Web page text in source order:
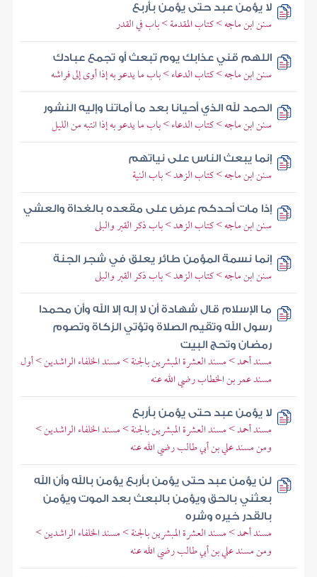
لا يؤمن عبد حتى يؤمن بأربع
سنن ابن ماجه > كتاب المقدمة > باب في القدر
اللهم قني عذابك يوم تبعث أو تجمع عبادك
سنن ابن ماجه > كتاب الدعاء > باب ما يدعو به إذا أوى إلى فراشه
الحمد لله الذي أحيانا بعد ما أماتنا وإليه النشور
سنن ابن ماجه > كتاب الدعاء > باب ما يدعو به إذا انتبه من الليل
إنما يبعث الناس على نياتهم
سنن ابن ماجه > كتاب الزهد > باب النية
إذا مات أحدكم عرض على مقعده بالغداة والعشي
سنن ابن ماجه > كتاب الزهد > باب ذكر القبر والبلى
إنما نسمة المؤمن طائر يعلق في شجر الجنة
سنن ابن ماجه > كتاب الزهد > باب ذكر القبر والبلى
ما الإسلام قال شهادة أن لا إله إلا الله وأن محمدا
رسول الله وتقيم الصلاة وتؤتي الزكاة وتصوم
رمضان وتحج البيت
مسند أحمد > مسند العشرة المبشرين بالجنة > مسند الخلفاء الراشدين > أول
مسند عمر بن الخطاب رضي الله عنه
لا يؤمن عبد حتى يؤمن بأربع
مسند أحمد > مسند العشرة المبشرين بالجنة > مسند الخلفاء الراشدين >
ومن مسند علي بن أبي طالب رضي الله عنه
لن يؤمن عبد حتى يؤمن بأربع يؤمن بالله وأن الله
بعثني بالحق ويؤمن بالبعث بعد الموت ويؤمن
بالقدر خيره وشره
مسند أحمد > مسند العشرة المبشرين بالجنة > مسند الخلفاء الراشدين >
ومن مسند علي بن أبي طالب رضي الله عنه